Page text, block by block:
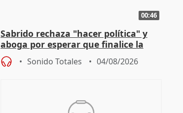
00:46
Sabrido rechaza "hacer política" y
aboga por esperar que finalice la
investigación del incendio
Sonido Totales 04/08/2026